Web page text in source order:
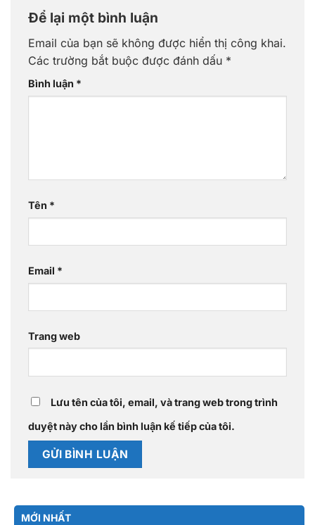
Để lại một bình luận
Email của bạn sẽ không được hiển thị công khai.
Các trường bắt buộc được đánh dấu *
Bình luận *
Tên *
Email *
Trang web
Lưu tên của tôi, email, và trang web trong trình
duyệt này cho lần bình luận kế tiếp của tôi.
MỚI NHẤT